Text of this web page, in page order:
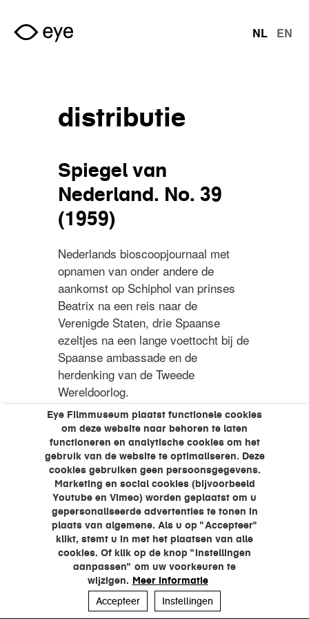
Overslaan en naar de inhoud gaan
Eye Filmmuseum plaatst functionele cookies
om deze website naar behoren te laten
functioneren en analytische cookies om het
gebruik van de website te optimaliseren. Deze
cookies gebruiken geen persoonsgegevens.
Marketing en social cookies (bijvoorbeeld
Youtube en Vimeo) worden geplaatst om u
gepersonaliseerde advertenties te tonen in
plaats van algemene. Als u op "Accepteer"
klikt, stemt u in met het plaatsen van alle
cookies. Of klik op de knop "Instellingen
aanpassen" om uw voorkeuren te
wijzigen. Meer informatie
Accepteer
Instellingen
talen
NL EN
distributie
Spiegel van
Nederland. No. 39
(1959)
Nederlands bioscoopjournaal met
opnamen van onder andere de
aankomst op Schiphol van prinses
Beatrix na een reis naar de
Verenigde Staten, drie Spaanse
ezeltjes na een lange voettocht bij de
Spaanse ambassade en de
herdenking van de Tweede
Wereldoorlog.
Lees verderover Spiegel van
Nederland. No. 39 (1959)